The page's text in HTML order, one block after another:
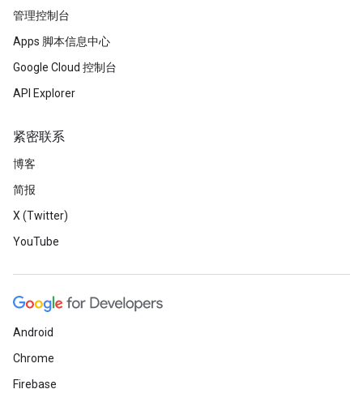
管理控制台
Apps 脚本信息中心
Google Cloud 控制台
API Explorer
紧密联系
博客
简报
X (Twitter)
YouTube
Android
Chrome
Firebase